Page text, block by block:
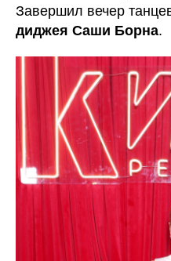
Завершил вечер
диджея Саши Борна.